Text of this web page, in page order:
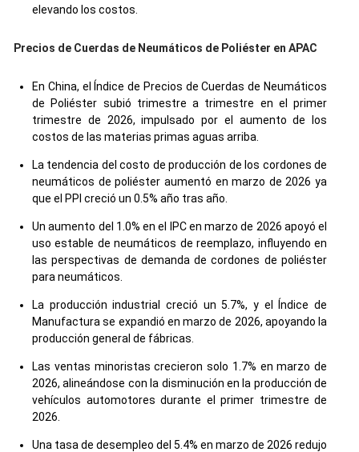
elevando los costos.
Precios de Cuerdas de Neumáticos de Poliéster en APAC
En China, el Índice de Precios de Cuerdas de Neumáticos
de Poliéster subió trimestre a trimestre en el primer
trimestre de 2026, impulsado por el aumento de los
costos de las materias primas aguas arriba.
La tendencia del costo de producción de los cordones de
neumáticos de poliéster aumentó en marzo de 2026 ya
que el PPI creció un 0.5% año tras año.
Un aumento del 1.0% en el IPC en marzo de 2026 apoyó el
uso estable de neumáticos de reemplazo, influyendo en
las perspectivas de demanda de cordones de poliéster
para neumáticos.
La producción industrial creció un 5.7%, y el Índice de
Manufactura se expandió en marzo de 2026, apoyando la
producción general de fábricas.
Las ventas minoristas crecieron solo 1.7% en marzo de
2026, alineándose con la disminución en la producción de
vehículos automotores durante el primer trimestre de
2026.
Una tasa de desempleo del 5.4% en marzo de 2026 redujo